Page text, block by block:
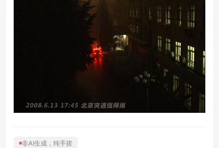
非AI生成，纯手搓